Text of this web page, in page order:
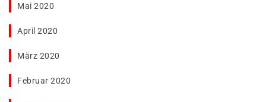
Mai 2020
April 2020
März 2020
Februar 2020